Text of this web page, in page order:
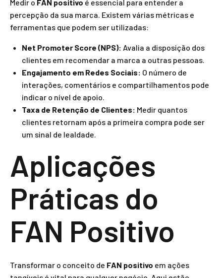
Medir o FAN positivo é essencial para entender a
percepção da sua marca. Existem várias métricas e
ferramentas que podem ser utilizadas:
Net Promoter Score (NPS): Avalia a disposição dos
clientes em recomendar a marca a outras pessoas.
Engajamento em Redes Sociais: O número de
interações, comentários e compartilhamentos pode
indicar o nível de apoio.
Taxa de Retenção de Clientes: Medir quantos
clientes retornam após a primeira compra pode ser
um sinal de lealdade.
Aplicações
Práticas do
FAN Positivo
Transformar o conceito de FAN positivo em ações